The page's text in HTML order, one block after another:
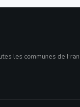
les communes de